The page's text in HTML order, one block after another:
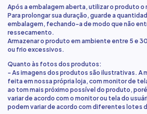
Após a embalagem aberta, utilizar o produto o
Para prolongar sua duração, guarde a
embalagem, fechando-a de modo que não
ressecamento.
Armazenar o produto em ambiente entre 5 e
ou frio excessivos.
Quanto às fotos dos produtos:
- As imagens dos produtos são ilustrativas. A
feita em nossa própria loja, com monitor de
ao tom mais próximo possível do produto,
variar de acordo com o monitor ou tela do
podem variar de acordo com diferentes lotes